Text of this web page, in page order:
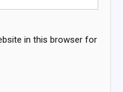
in this browser for